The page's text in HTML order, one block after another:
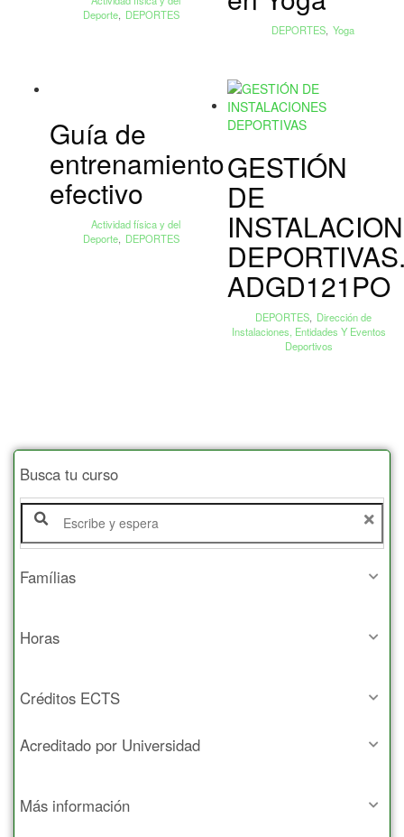
Deporte, DEPORTES
DEPORTES, Yoga
Guía de
entrenamiento
efectivo
Actividad física y del
Deporte DEPORTES
GESTIÓN
DE
ADGD121PO
DEPORTES, Dirección de
Instalaciones, Entidades Y Eventos
Deportivos
Busca tu curso
Famílias
Horas
Créditos ECTS
Acreditado por Universidad
Más información